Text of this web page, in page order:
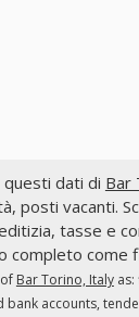
dati di Bar
posti vacanti.
tasse e
completo come
Bar Torino, Italyas:
bank accounts,